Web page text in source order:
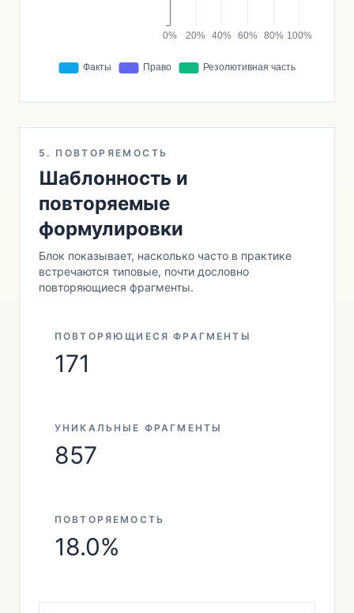
5. ПОВТОРЯЕМОСТЬ
Шаблонность и
повторяемые
формулировки
Блок показывает, насколько часто в практике
встречаются типовые, почти дословно
повторяющиеся фрагменты.
ПОВТОРЯЮЩИЕСЯ ФРАГМЕНТЫ
171
УНИКАЛЬНЫЕ ФРАГМЕНТЫ
857
ПОВТОРЯЕМОСТЬ
18.0%